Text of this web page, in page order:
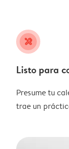
tools
Listo para
Presume tu
trae un